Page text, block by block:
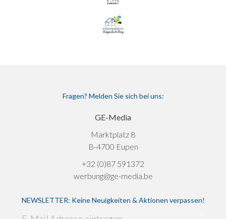
Fragen? Melden Sie sich bei uns:
GE-Media
Marktplatz 8
B-4700 Eupen
+32 (0)87 591372
werbung@ge-media.be
NEWSLETTER: Keine Neuigkeiten & Aktionen verpassen!